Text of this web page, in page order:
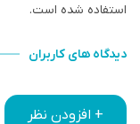
استفاده شده است.
دیدگاه های کاربران
+ افزودن نظر